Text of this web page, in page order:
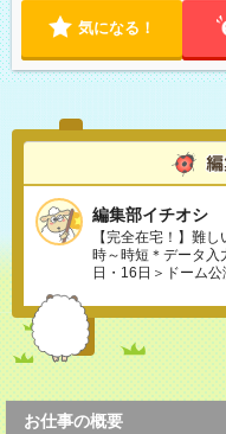
気になる！
編集部イチオシ
【完全在宅！】難
時～時短＊データ入
日・16日＞ドーム
お仕事の概要